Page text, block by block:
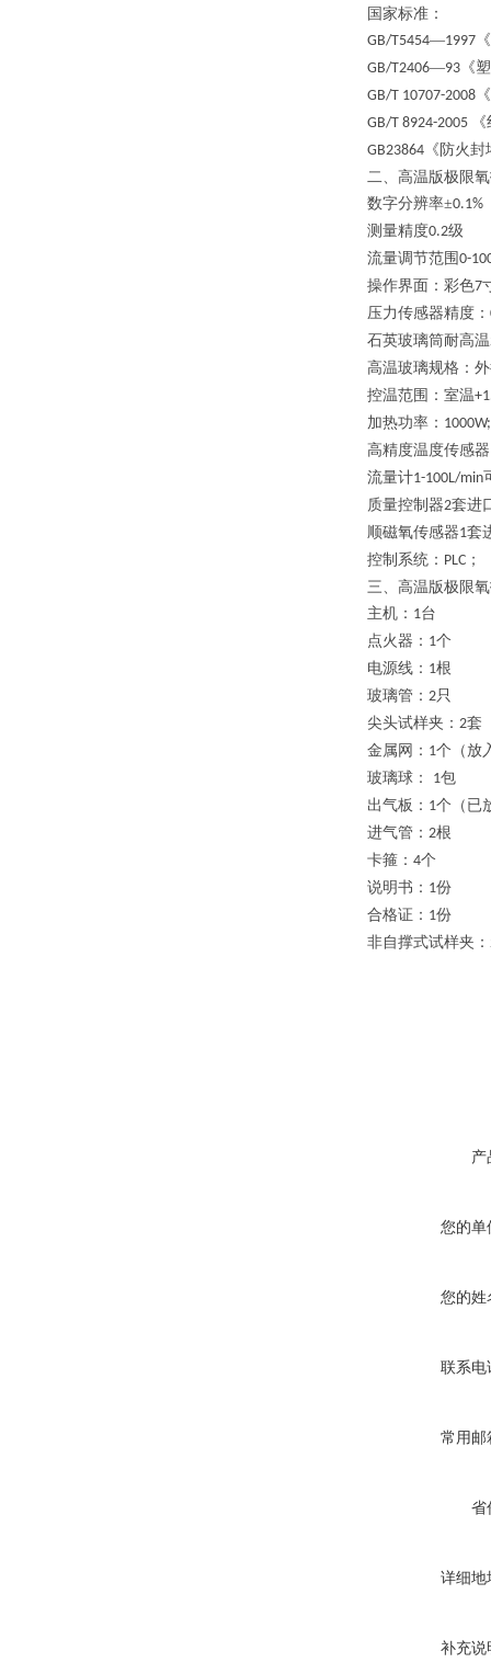
国家标准：
GB/T5454—1997
GB/T2406—93 《
GB/T 10707-2008
GB/T 8924-2005
GB23864 《防火
二、高温版极限
数字分辨率±0.1%
测量精度0.2级
流量调节范围 0-10
操作界面：彩色7
压力传感器精度 ：
石英玻璃筒耐高温
高温玻璃规格：
控温范围：室温
加热功率： 1000W;
高精度温度传感
流量计1-100L/min
质量控制器2套进
顺磁氧传感器1套
控制系统： PLC ；
三、高温版极限
主机 ： 1台
点火器 ： 1个
电源线 ： 1根
玻璃管 ： 2只
尖头试样夹 ： 2套
金属网 ： 1个（放
玻璃球： 1包
出气板 ： 1个（已
进气管 ： 2根
卡箍 ： 4个
说明书 ： 1份
合格证 ： 1份
非自撑式试样夹 ：
产
您的单
您的姓
联系电
常用邮
省
详细地
补充说